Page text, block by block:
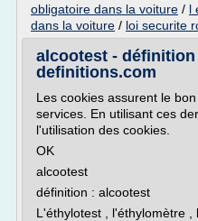
obligatoire dans la voiture / l
dans la voiture / loi securite
alcootest -
definitions.com
Les cookies assurent le
services. En utilisant ces
l'utilisation des cookies.
OK
alcootest
définition : alcootest
L'éthylotest , l'éthylomètre